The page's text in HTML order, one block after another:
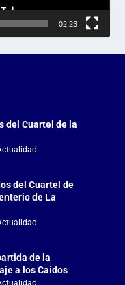
02:23
del Cuartel de la
del Cuartel de
de La
de la
a los Caídos